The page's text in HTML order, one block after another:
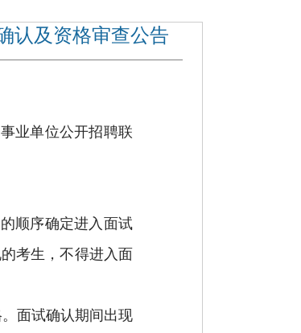
认及资格审查公告
业单位公开招聘联
顺序确定进入面试
考生，不得进入面
面试确认期间出现